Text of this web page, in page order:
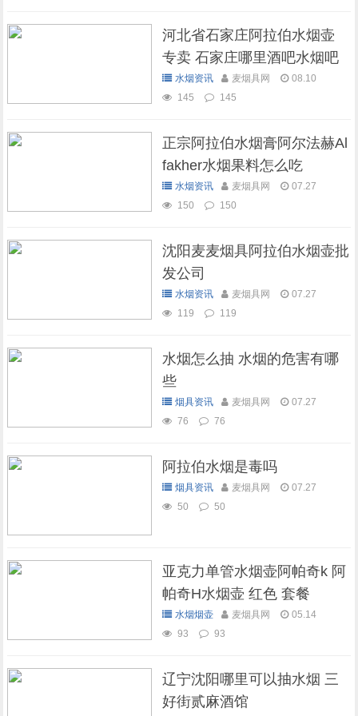
河北省石家庄阿拉伯水烟壶
专卖 石家庄哪里酒吧水烟吧
可以抽水烟
水烟资讯 麦烟具网
08.10
145
145
正宗阿拉伯水烟膏阿尔法赫Al
fakher水烟果料怎么吃
水烟资讯 麦烟具网
07.27
150
150
沈阳麦麦烟具阿拉伯水烟壶批
发公司
水烟资讯 麦烟具网
07.27
119
119
水烟怎么抽 水烟的危害有哪
些
烟具资讯 麦烟具网
07.27
76
76
阿拉伯水烟是毒吗
烟具资讯 麦烟具网
07.27
50
50
亚克力单管水烟壶阿帕奇k 阿
帕奇H水烟壶 红色 套餐
水烟烟壶 麦烟具网
05.14
93
93
辽宁沈阳哪里可以抽水烟 三
好街贰麻酒馆